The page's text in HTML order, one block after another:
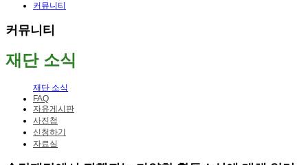
커뮤니티
커뮤니티
재단 소식
재단 소식
FAQ
자유게시판
사진첩
신청하기
자료실